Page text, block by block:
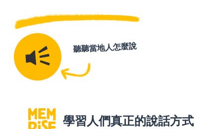
聽聽當地人怎麼說
學習人們真正的說話方式